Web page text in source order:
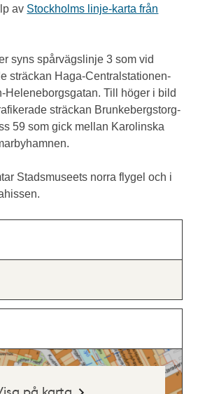
av Stockholms linje-karta från
syns spårvägslinje 3 som vid
sträckan Haga-Centralstationen-
Heleneborgsgatan. Till höger i bild
sträckan Brunkebergstorg-
59 som gick mellan Karolinska
Stadsmuseets norra flygel och i